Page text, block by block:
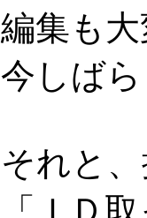
編集も
今しば
それと